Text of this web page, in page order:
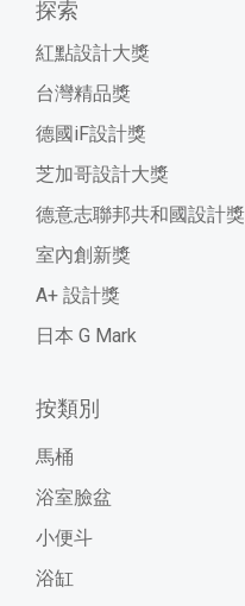
探索
紅點設計大獎
台灣精品獎
德國iF設計獎
芝加哥設計大獎
德意志聯邦共和國設計獎
室內創新獎
A+ 設計獎
日本 G Mark
按類別
馬桶
浴室臉盆
小便斗
浴缸